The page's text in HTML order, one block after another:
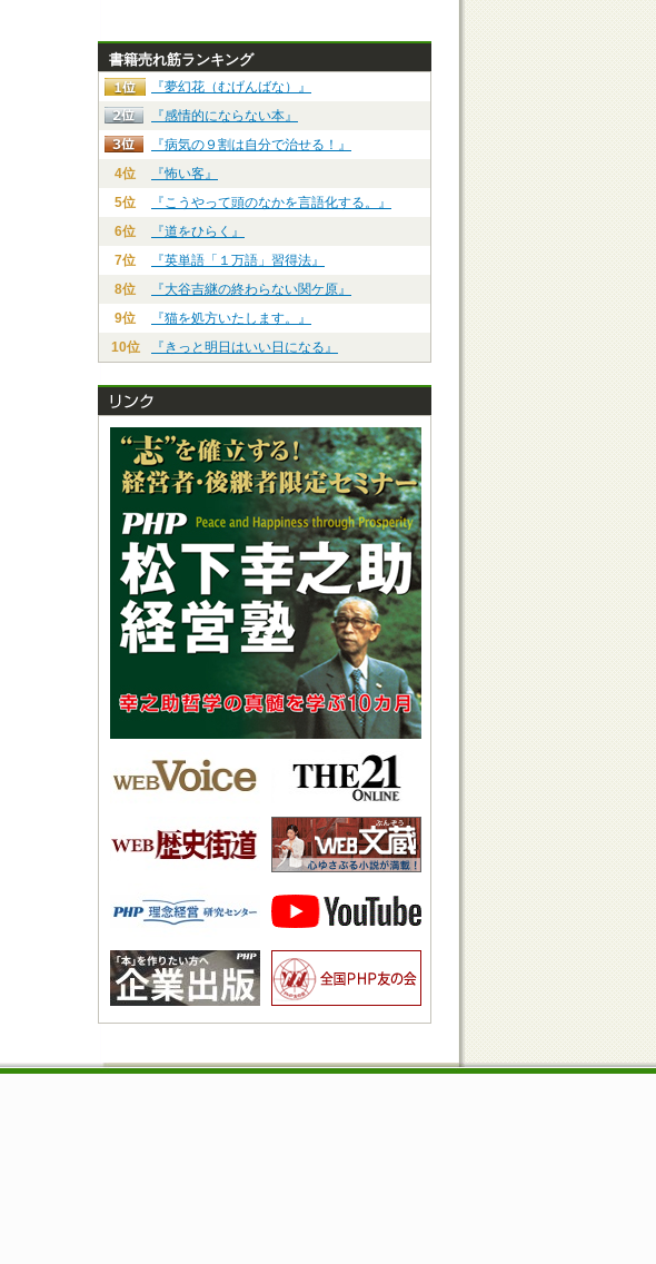
書籍売れ筋ランキング
『夢幻花（むげんばな）』
『感情的にならない本』
『病気の９割は自分で治せる！』
4位
『怖い客』
5位
『こうやって頭のなかを言語化する。』
6位
『道をひらく』
7位
『英単語「１万語」習得法』
8位
『大谷吉継の終わらない関ケ原』
9位
『猫を処方いたします。』
10位
『きっと明日はいい日になる』